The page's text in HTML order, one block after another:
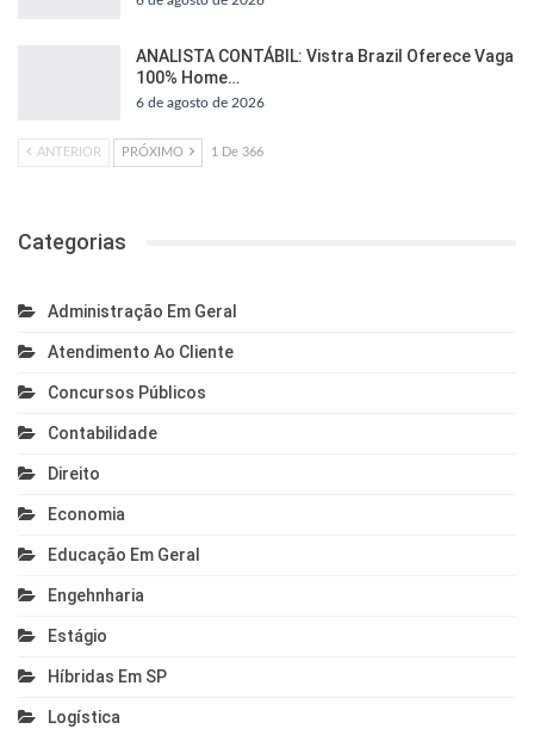
ANALISTA CONTÁBIL: Vistra Brazil Oferece Vaga
100% Home…
6 de agosto de 2026
ANTERIOR PRÓXIMO 1 De 366
Categorias
Administração Em Geral
Atendimento Ao Cliente
Concursos Públicos
Contabilidade
Direito
Economia
Educação Em Geral
Engehnharia
Estágio
Híbridas Em SP
Logística